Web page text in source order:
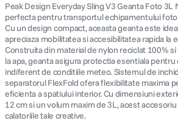
Peak Design Everyday Sling V3 Geanta Foto 3L
perfecta pentru transportul echipamentului
Cu un design compact, aceasta geanta este
apreciaza mobilitatea si accesibilitatea rapida la
Construita din material de nylon reciclat 100%
la apa, geanta asigura protectia esentiala
indiferent de conditiile meteo. Sistemul de
separatorul FlexFold ofera flexibilitate maxima
eficienta a spatiului interior. Cu dimensiuni
12 cm si un volum maxim de 3L, acest
calatoriile tale creative.